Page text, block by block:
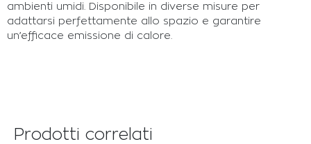
ambienti umidi. Disponibile in diverse misure per
adattarsi perfettamente allo spazio e garantire
un’efficace emissione di calore.
Prodotti correlati